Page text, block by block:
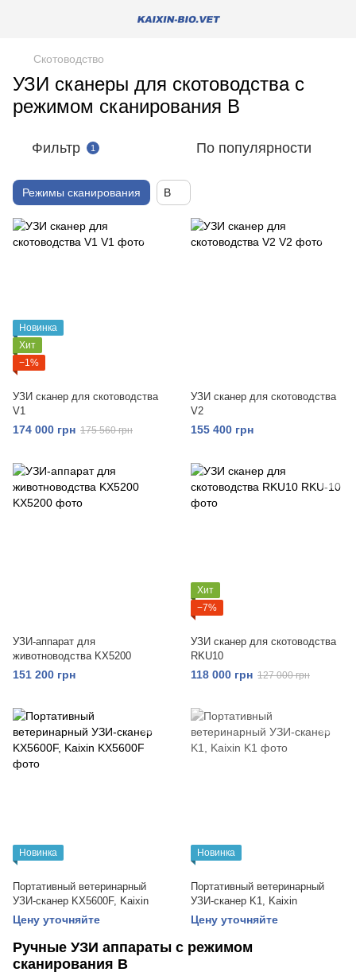
Скотоводство
УЗИ сканеры для скотоводства с
режимом сканирования B
Фильтр 1 По популярности
Режимы сканирования B
Новинка
Хит
−1%
УЗИ сканер для скотоводства
V1
174 000 грн 175 560 грн
УЗИ сканер для скотоводства
V2
155 400 грн
УЗИ-аппарат для
животноводства KX5200
151 200 грн
Хит
−7%
УЗИ сканер для скотоводства
RKU10
118 000 грн 127 000 грн
Новинка
Портативный ветеринарный
УЗИ-сканер KX5600F, Kaixin
Цену уточняйте
Новинка
Портативный ветеринарный
УЗИ-сканер K1, Kaixin
Цену уточняйте
Ручные УЗИ аппараты с режимом
сканирования B